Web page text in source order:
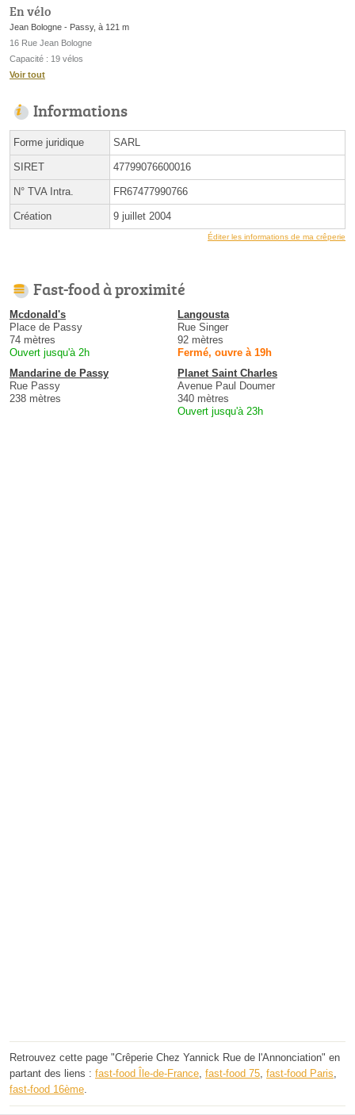
En vélo
Jean Bologne - Passy, à 121 m
16 Rue Jean Bologne
Capacité : 19 vélos
Voir tout
Informations
Forme juridique SARL
SIRET 47799076600016
N° TVA Intra. FR67477990766
Création 9 juillet 2004
Éditer les informations de ma crêperie
Fast-food à proximité
Mcdonald's
Place de Passy
74 mètres
Ouvert jusqu'à 2h
Langousta
Rue Singer
92 mètres
Fermé, ouvre à 19h
Mandarine de Passy
Rue Passy
238 mètres
Planet Saint Charles
Avenue Paul Doumer
340 mètres
Ouvert jusqu'à 23h
Retrouvez cette page "Crêperie Chez Yannick Rue de l'Annonciation" en
partant des liens : fast-food Île-de-France fast-food 75 fast-food Paris
fast-food 16ème